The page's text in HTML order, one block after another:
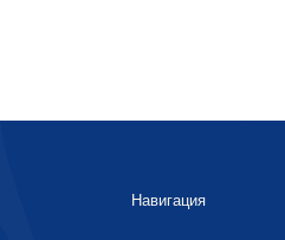
Навигация